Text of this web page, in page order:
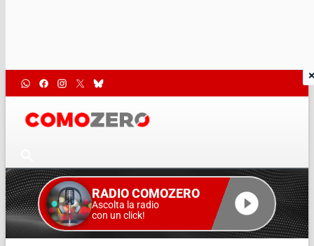
RADIO COMOZERO
Ascolta la radio
con un click!